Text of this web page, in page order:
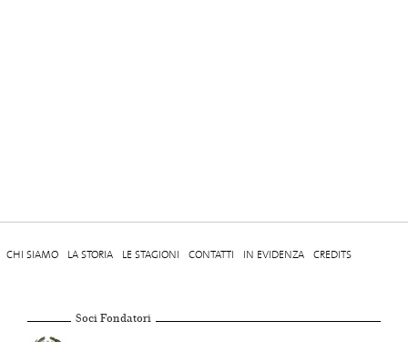
CHI SIAMO LA STORIA LE STAGIONI CONTATTI IN EVIDENZA CREDITS
Soci Fondatori